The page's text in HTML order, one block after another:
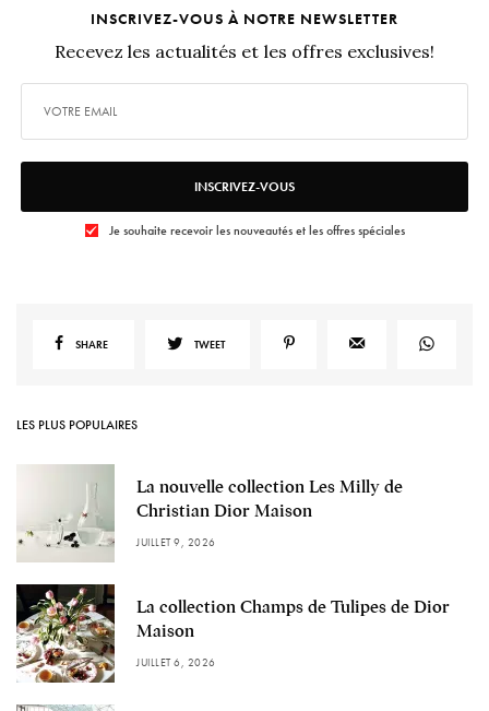
INSCRIVEZ-VOUS À NOTRE NEWSLETTER
Recevez les actualités et les offres exclusives!
INSCRIVEZ-VOUS
Je souhaite recevoir les nouveautés et les offres spéciales
SHARE TWEET
LES PLUS POPULAIRES
La nouvelle collection Les Milly de
Christian Dior Maison
JUILLET 9, 2026
La collection Champs de Tulipes de Dior
Maison
JUILLET 6, 2026